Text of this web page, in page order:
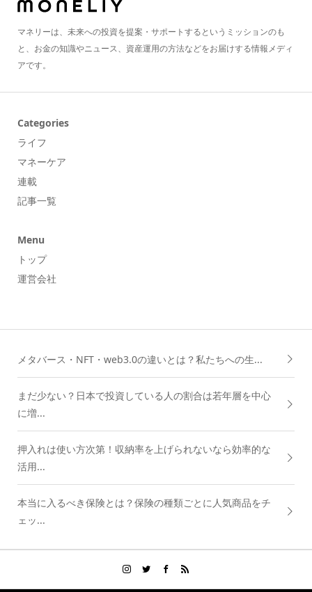
マネリーは、未来への投資を提案・サポートするというミッションのも
と、お金の知識やニュース、資産運用の方法などをお届けする情報メディ
アです。
Categories
ライフ
マネーケア
連載
記事一覧
Menu
トップ
運営会社
メタバース・NFT・web3.0の違いとは？私たちへの生...
まだ少ない？日本で投資している人の割合は若年層を中心
に増...
押入れは使い方次第！収納率を上げられないなら効率的な
活用...
本当に入るべき保険とは？保険の種類ごとに人気商品をチ
ェッ...